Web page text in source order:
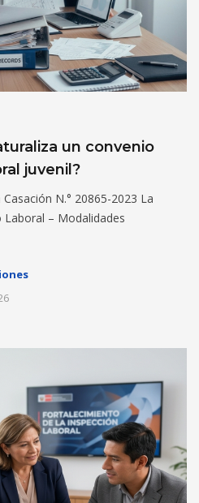
un convenio
juvenil?
N.° 20865-2023 La
– Modalidades